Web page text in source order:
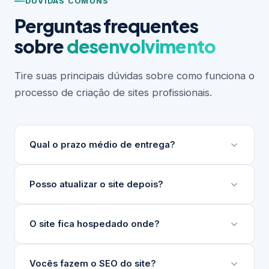
Perguntas frequentes
sobredesenvolvimento
Tire suas principais dúvidas sobre como funciona o
processo de criação de sites profissionais.
Qual o prazo médio de entrega?
Depende do escopo do projeto. Sites institucionais
Sempre apresentamos um cronograma detalhado
Posso atualizar o site depois?
Sim. Desenvolvemos um painel de gerenciamento
de técnico.
O site fica hospedado onde?
Indicamos e configuramos a hospedagem ideal para
Vocês fazem o SEO do site?